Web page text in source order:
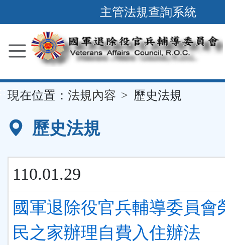
到
要
容
區
主管法規查詢系統
現在位置： 法規內容 歷史法規
歷史法規
110.01.29
國軍退除役官兵輔導委員會
民之家辦理自費入住辦法